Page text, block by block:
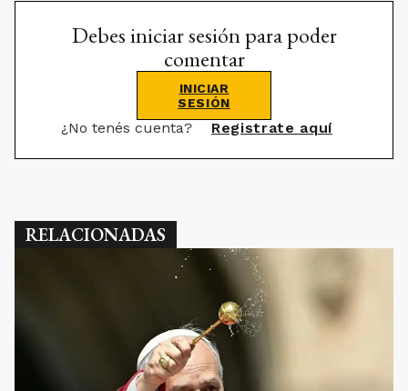
Debes iniciar sesión para poder
comentar
INICIAR
SESIÓN
¿No tenés cuenta? Registrate aquí
RELACIONADAS